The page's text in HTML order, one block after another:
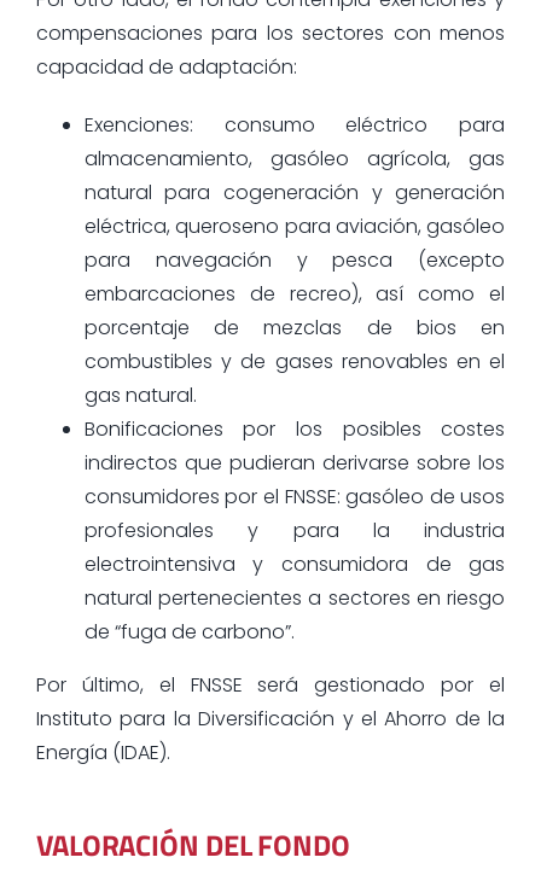
compensaciones para los sectores con menos
capacidad de adaptación:
Exenciones: consumo eléctrico para
almacenamiento, gasóleo agrícola, gas
natural para cogeneración y generación
eléctrica, queroseno para aviación, gasóleo
para navegación y pesca (excepto
embarcaciones de recreo), así como el
porcentaje de mezclas de bios en
combustibles y de gases renovables en el
gas natural.
Bonificaciones por los posibles costes
indirectos que pudieran derivarse sobre los
consumidores por el FNSSE: gasóleo de usos
profesionales y para la industria
electrointensiva y consumidora de gas
natural pertenecientes a sectores en riesgo
de “fuga de carbono”.
Por último, el FNSSE será gestionado por el
Instituto para la Diversificación y el Ahorro de la
Energía (IDAE).
VALORACIÓN DEL FONDO